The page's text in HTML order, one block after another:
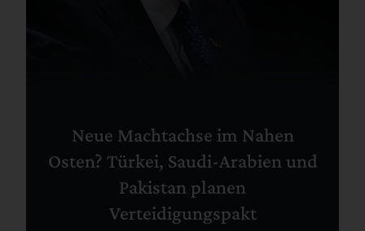
Neue Machtachse im Nahen
Osten? Türkei, Saudi-Arabien und
Pakistan planen
Verteidigungspakt